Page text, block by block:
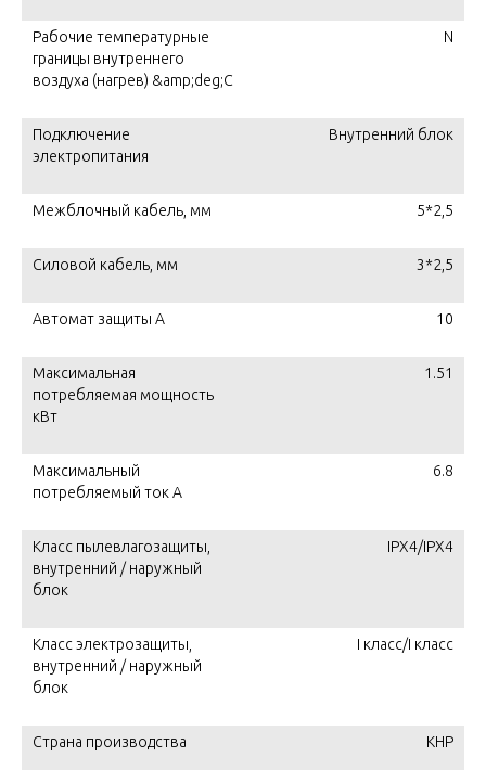
Рабочие температурные
границы внутреннего
воздуха (нагрев) &amp;deg;C
N
Подключение
электропитания
Внутренний блок
Межблочный кабель, мм 5*2,5
Силовой кабель, мм 3*2,5
Автомат защиты А 10
Максимальная
потребляемая мощность
кВт
1.51
Максимальный
потребляемый ток А
6.8
Класс пылевлагозащиты,
внутренний / наружный
блок
IPX4/IPX4
Класс электрозащиты,
внутренний / наружный
блок
I класс/I класс
Страна производства КНР